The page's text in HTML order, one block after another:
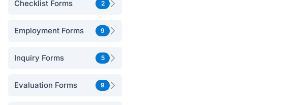
Checklist Forms 2
Employment Forms 9
Inquiry Forms 5
Evaluation Forms 9